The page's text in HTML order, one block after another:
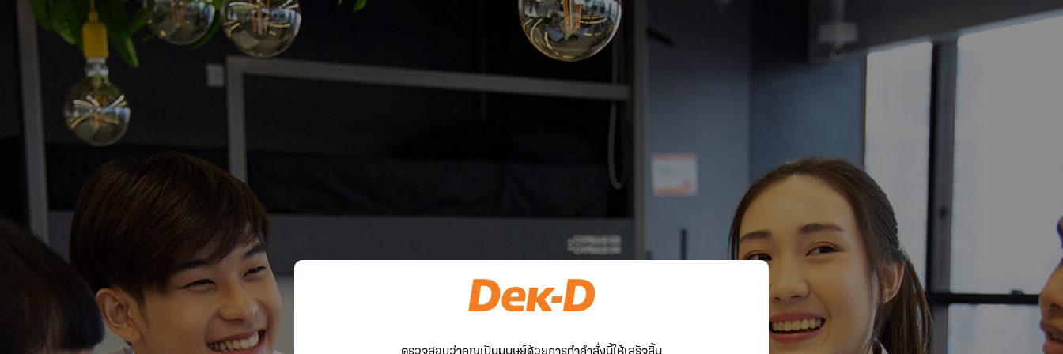
ตรวจสอบว่าคุณเป็นมนุษย์ด้วยการทำคำสั่งนี้ให้เสร็จสิ้น